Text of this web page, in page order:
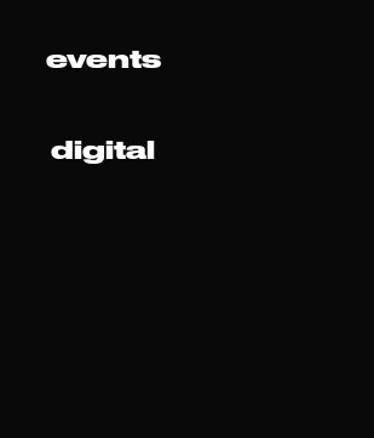
events
digital